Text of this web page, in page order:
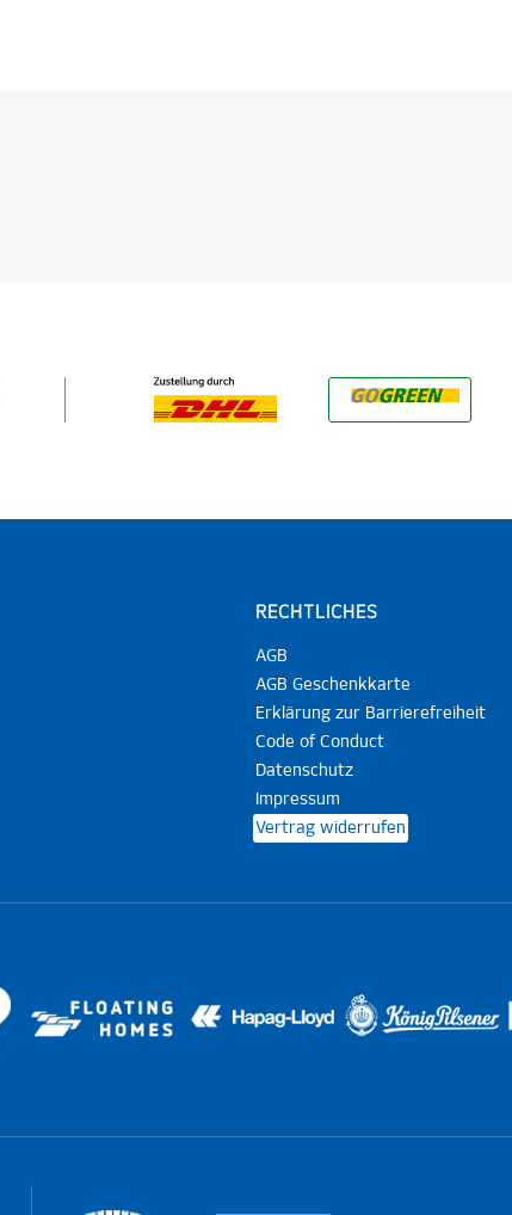
RECHTLICHES
AGB
AGB Geschenkkarte
Erklärung zur Barrierefreiheit
Code of Conduct
Datenschutz
Impressum
Vertrag widerrufen